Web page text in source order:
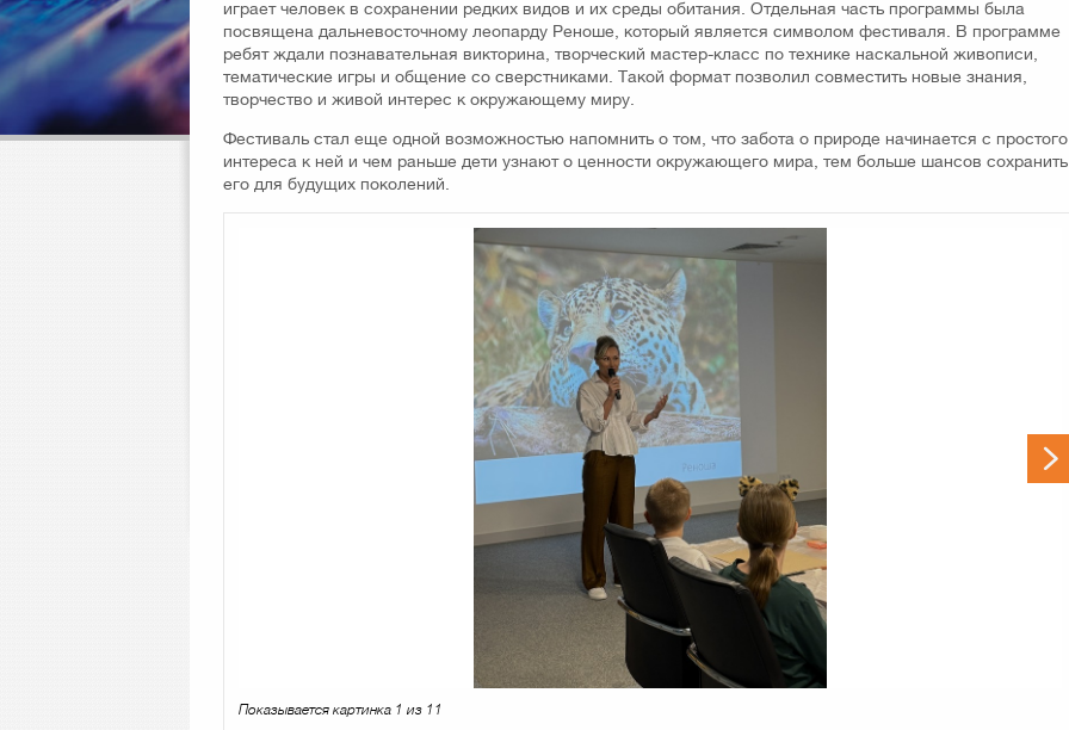
играет человек в сохранении редких видов и их среды обитания. Отдельная часть программы была
посвящена дальневосточному леопарду Реноше, который является символом фестиваля. В программе
ребят ждали познавательная викторина, творческий мастер-класс по технике наскальной живописи,
тематические игры и общение со сверстниками. Такой формат позволил совместить новые знания,
творчество и живой интерес к окружающему миру.
Фестиваль стал еще одной возможностью напомнить о том, что забота о природе начинается с простого
интереса к ней и чем раньше дети узнают о ценности окружающего мира, тем больше шансов сохранить
его для будущих поколений.
Показывается картинка 1 из 11